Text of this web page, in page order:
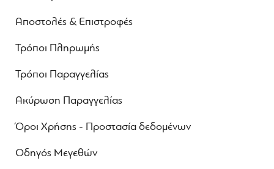
Αποστολές & Επιστροφές
Τρόποι Πληρωμής
Τρόποι Παραγγελίας
Ακύρωση Παραγγελίας
Όροι Χρήσης - Προστασία δεδομένων
Οδηγός Μεγεθών